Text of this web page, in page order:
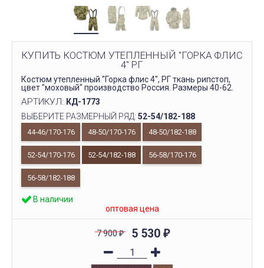
КУПИТЬ КОСТЮМ УТЕПЛЕННЫЙ "ГОРКА ФЛИС
4" РГ
Костюм утепленный "Горка флис 4", РГ ткань рипстоп,
цвет "моховый" производство Россия. Размеры 40-62.
АРТИКУЛ: КД-1773
ВЫБЕРИТЕ РАЗМЕРНЫЙ РЯД: 52-54/182-188
44-46/170-176 48-50/170-176 48-50/182-188
52-54/170-176 52-54/182-188 56-58/170-176
56-58/182-188
В наличии
оптовая цена
7 900₽ 5 530 ₽